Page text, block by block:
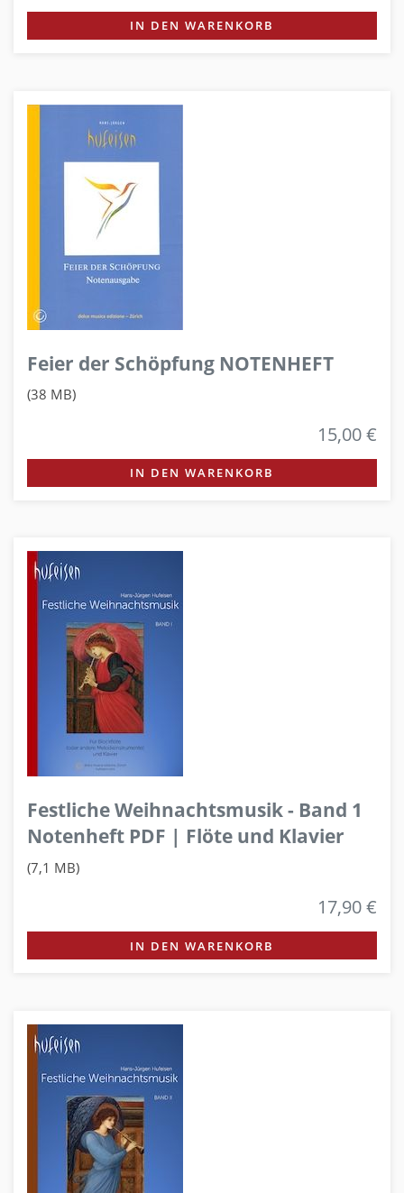
IN DEN WARENKORB
Feier der Schöpfung NOTENHEFT
(38 MB)
15,00 €
IN DEN WARENKORB
Festliche Weihnachtsmusik - Band 1
Notenheft PDF | Flöte und Klavier
(7,1 MB)
17,90 €
IN DEN WARENKORB